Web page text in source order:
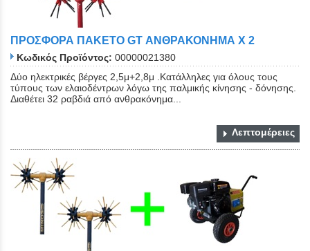
ΠΡΟΣΦΟΡΑ ΠΑΚΕΤΟ GT ΑΝΘΡΑΚΟΝΗΜΑ Χ 2
Κωδικός Προϊόντος: 00000021380
Δύο ηλεκτρικές βέργες 2,5μ+2,8μ .Κατάλληλες για όλους τους
τύπους των ελαιοδέντρων λόγω της παλμικής κίνησης - δόνησης.
Διαθέτει 32 ραβδιά από ανθρακόνημα...
Λεπτομέρειες